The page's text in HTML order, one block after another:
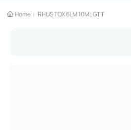
Home RHUS TOX 6LM 10ML GTT